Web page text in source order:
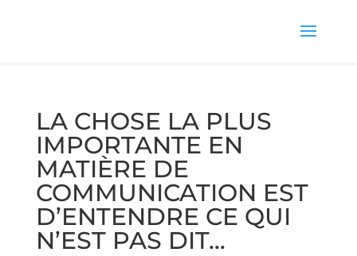
LA CHOSE LA PLUS
IMPORTANTE EN
MATIÈRE DE
COMMUNICATION EST
D’ENTENDRE CE QUI
N’EST PAS DIT…